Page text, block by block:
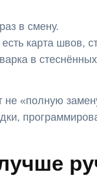
в смену.
карта швов,
в
«полную